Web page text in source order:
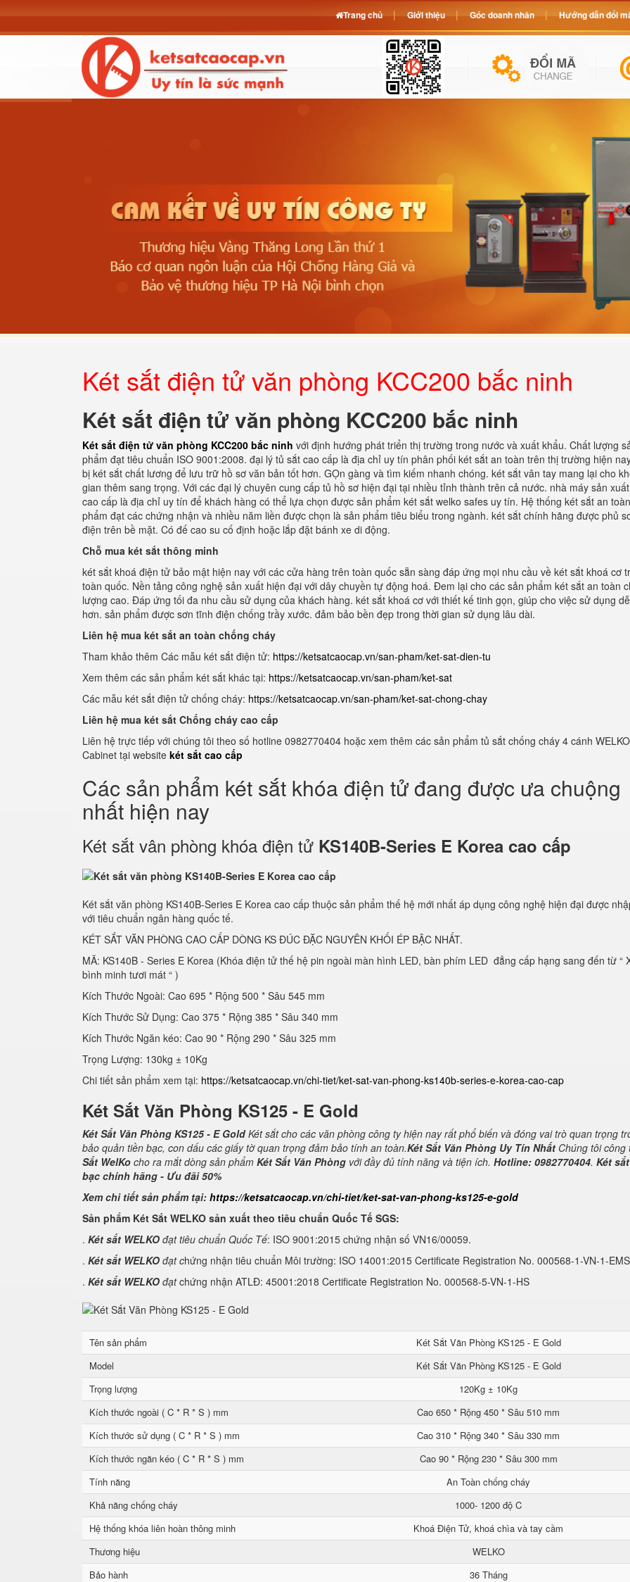
Két sắt điện tử văn phòng KCC200 bắc ninh
Két sắt điện tử văn phòng KCC200 bắc ninh
Két sắt điện tử văn phòng KCC200 bắc ninh với định hướng phát triển thị trường trong nước và xuất khẩu. Chất lượng
phẩm đạt tiêu chuẩn ISO 9001:2008. đại lý tủ sắt cao cấp là địa chỉ uy tín phân phối két sắt an toàn trên thị trường hiện
bị két sắt chất lương để lưu trữ hồ sơ văn bản tốt hơn. GỌn gàng và tìm kiếm nhanh chóng. két sắt vân tay mang lại cho
gian thêm sang trọng. Với các đại lý chuyên cung cấp tủ hồ sơ hiện đại tại nhiều tỉnh thành trên cả nước. nhà máy sản
cao cấp là địa chỉ uy tín để khách hàng có thể lựa chọn được sản phẩm két sắt welko safes uy tín. Hệ thống két sắt an
phẩm đạt các chứng nhận và nhiều năm liền được chọn là sản phẩm tiêu biểu trong ngành. két sắt chính hãng được phủ
điện trên bề mặt. Có đế cao su cố định hoặc lắp đặt bánh xe di động.
Chỗ mua két sắt thông minh
két sắt khoá điện tử bảo mật hiện nay với các cửa hàng trên toàn quốc sẵn sàng đáp ứng mọi nhu cầu về két sắt khoá cơ
toàn quốc. Nền tảng công nghệ sản xuất hiện đại với dây chuyền tự động hoá. Đem lại cho các sản phẩm két sắt an toàn
lượng cao. Đáp ứng tối đa nhu cầu sử dụng của khách hàng. két sắt khoá cơ với thiết kế tinh gọn, giúp cho việc sử dụng
hơn. sản phẩm được sơn tĩnh điện chống trầy xước. đảm bảo bền đẹp trong thời gian sử dụng lâu dài.
Liên hệ mua két sắt an toàn chống cháy
Tham khảo thêm Các mẫu két sắt điện tử: https://ketsatcaocap.vn/san-pham/ket-sat-dien-tu
Xem thêm các sản phẩm két sắt khác tại: https://ketsatcaocap.vn/san-pham/ket-sat
Các mẫu két sắt điện tử chống cháy: https://ketsatcaocap.vn/san-pham/ket-sat-chong-chay
Liên hệ mua két sắt Chống cháy cao cấp
Liên hệ trực tiếp với chúng tôi theo số hotline 0982770404 hoặc xem thêm các sản phẩm tủ sắt chống cháy 4 cánh
Cabinet tại website két sắt cao cấp
Các sản phẩm két sắt khóa điện tử đang được ưa chuộng
nhất hiện nay
Két sắt vân phòng khóa điện tử KS140B-Series E Korea cao cấp
Két sắt văn phòng KS140B-Series E Korea cao cấp thuộc sản phẩm thế hệ mới nhất áp dụng công nghệ hiện đại được
với tiêu chuẩn ngân hàng quốc tế.
KÉT SẮT VĂN PHÒNG CAO CẤP DÒNG KS ĐÚC ĐẶC NGUYÊN KHỐI ÉP BẬC NHẤT.
MÃ: KS140B - Series E Korea (Khóa điện tử thế hệ pin ngoài màn hình LED, bàn phím LED đẳng cấp hạng sang đến từ “
bình minh tươi mát “ )
Kích Thước Ngoài: Cao 695 * Rộng 500 * Sâu 545 mm
Kích Thước Sử Dụng: Cao 375 * Rộng 385 * Sâu 340 mm
Kích Thước Ngăn kéo: Cao 90 * Rộng 290 * Sâu 325 mm
Trọng Lượng: 130kg ± 10Kg
Chi tiết sản phẩm xem tại: https://ketsatcaocap.vn/chi-tiet/ket-sat-van-phong-ks140b-series-e-korea-cao-cap
Két Sắt Văn Phòng KS125 - E Gold
Két Sắt Văn Phòng KS125 - E GoldKét sắt cho các văn phòng công ty hiện nay rất phổ biến và đóng vai trò quan trọng
bảo quản tiền bạc, con dấu các giấy tờ quan trọng đảm bảo tính an toàn.Két Sắt Văn Phòng Uy Tín Nhất Chúng tôi
Sắt WelKo cho ra mắt dòng sản phẩm Két Sắt Văn Phòng với đầy đủ tính năng và tiện ích. Hotline: 0982770404. Két
bạc chính hãng - Ưu đãi 50%
Xem chi tiết sản phẩm tại: https://ketsatcaocap.vn/chi-tiet/ket-sat-van-phong-ks125-e-gold
Sản phẩm Két Sắt WELKO sản xuất theo tiêu chuẩn Quốc Tế SGS:
. Két sắt WELKO đạt tiêu chuẩn Quốc Tế: ISO 9001:2015 chứng nhận số VN16/00059.
. Két sắt WELKO đạt chứng nhận tiêu chuẩn Môi trường: ISO 14001:2015 Certificate Registration No. 000568-1-VN-1-EMS
. Két sắt WELKO đạtchứng nhận ATLĐ: 45001:2018 Certificate Registration No. 000568-5-VN-1-HS
Tên sản phẩm
Két Sắt Văn Phòng KS125 - E Gold
Model
Két Sắt Văn Phòng KS125 - E Gold
Trọng lượng
120Kg ± 10Kg
Kích thước ngoài ( C * R * S ) mm
Cao 650 * Rộng 450 * Sâu 510 mm
Kích thước sử dụng ( C * R * S ) mm
Cao 310 * Rộng 340 * Sâu 330 mm
Kích thước ngăn kéo ( C * R * S ) mm
Cao 90 * Rộng 230 * Sâu 300 mm
Tính năng
An Toàn chống cháy
Khả năng chống cháy
1000- 1200 độ C
Hệ thống khóa liên hoàn thông minh
Khoá Điện Tử, khoá chìa và tay cầm
Thương hiệu
WELKO
Bảo hành
36 Tháng
Trang chủ Giới thiệu Góc doanh nhân Hướng dẫn đổi